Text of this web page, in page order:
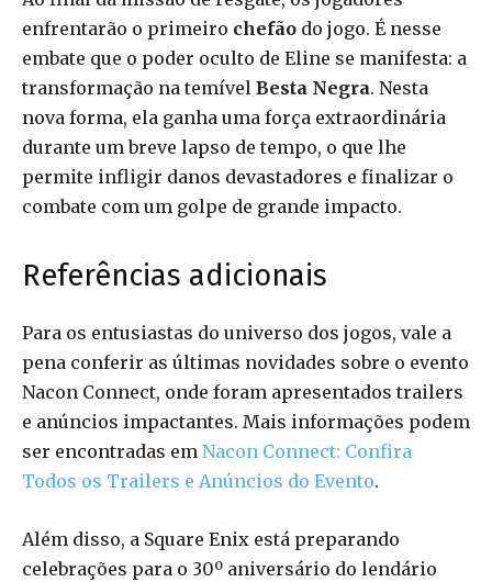
enfrentarão o primeiro chefão do jogo. É nesse
embate que o poder oculto de Eline se manifesta: a
transformação na temível Besta Negra. Nesta
nova forma, ela ganha uma força extraordinária
durante um breve lapso de tempo, o que lhe
permite infligir danos devastadores e finalizar o
combate com um golpe de grande impacto.
Referências adicionais
Para os entusiastas do universo dos jogos, vale a
pena conferir as últimas novidades sobre o evento
Nacon Connect, onde foram apresentados trailers
e anúncios impactantes. Mais informações podem
ser encontradas em Nacon Connect: Confira
Todos os Trailers e Anúncios do Evento.
Além disso, a Square Enix está preparando
celebrações para o 30º aniversário do lendário